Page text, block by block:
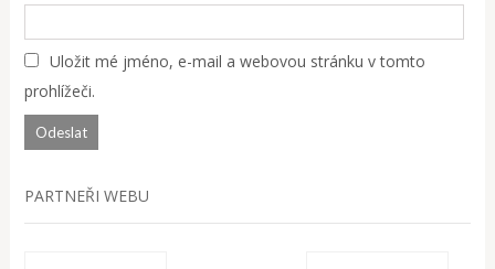
Uložit mé jméno, e-mail a webovou stránku v tomto
prohlížeči.
PARTNEŘI WEBU